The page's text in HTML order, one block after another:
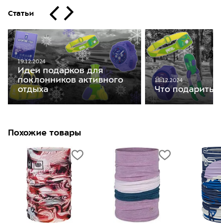
Статьи
19.12.2024
Идеи подарков для
поклонников активного
отдыха
18.12.2024
Что подарить
Похожие товары